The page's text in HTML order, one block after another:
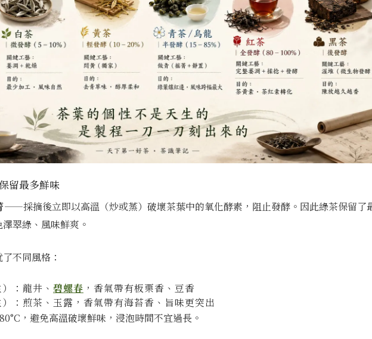
留最多鮮味
——採摘後立即以高溫（炒或蒸）破壞茶葉中的氧化酵素，阻止發酵。因此綠茶保留了
翠綠、風味鮮爽。
不同風格：
：龍井、 碧螺春 ，香氣帶有板栗香、豆香
）：煎茶、玉露，香氣帶有海苔香、旨味更突出
，避免高溫破壞鮮味，浸泡時間不宜過長。